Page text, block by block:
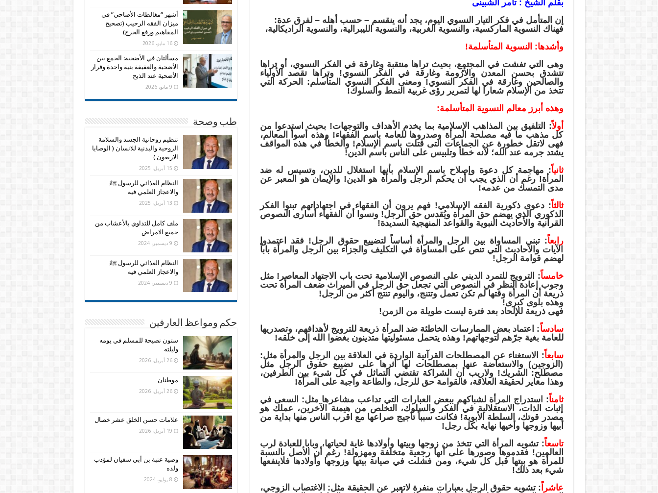
بقلم الشيخ : تامر الشبينى
إن المتأمل في فكر التيار النسوي اليوم، يجد أنه ينقسم – حسب أهله – لفرق عدة:
فهناك النسوية الماركسية، والنسوية الغربية، والنسوية الليبرالية، والنسوية الراديكالية،
وأشدها: النسوية المتأسلمة!
وهى التي تفشت في المجتمع، بحيث تراها منتقبة وغارقة في الفكر النسوي، أو تراها
تتشدق بحسن المعدن والأرُومة وغارقة في الفكر النسوي! وتراها تقصد الأولياء
والصالحين وغارقة في الفكر النسوي! ومعنى الفكر النسوي المتأسلم: الحركة التي
تتخذ من الإسلام شعارا لها لتمرير رؤى غربية النمط والسلوك!
وهذه أبرز معالم النسوية المتأسلمة:
أولاً: التلفيق بين المذاهب الإسلامية بما يخدم الأهداف والتوجهات! بحيث استدعوا من
كل مذهب ما فيه مصلحة المرأة وصدروها للعامة باسم الفقهاء! وهذه أسوأ المعالم،
فهى لاتقل خطورة عن الجماعات التى قتلت باسم الإسلام! والخطأ في هذه المواقف
يشتد جرمه عند الله؛ لأنه خطأ وتلبيس على الناس باسم الدين!
ثانياً: مهاجمة كل دعوة وإصلاح باسم الإسلام بأنها استغلال للدين، وتسيس له ضد
المرأة! رغم أن الذي يجب أن يحكم الرجل والمرأة هو الدين! والإيمان هو المعبر عن
مدى التمسك من عدمه!
ثالثاً: دعوى ذكورية الفقه الإسلامي! فهم يرون أن الفقهاء في اجتهاداتهم تبنوا الفكر
الذكوري الذي يهضم حق المرأة ويُقدس حق الرجل! ونسوا أن الفقهاء أسارى النصوص
القرآنية والأحاديث النبوية والقواعد المنهجية السديدة!
رابعاً: تبني المساواة بين الرجل والمرأة أساساً لتضييع حقوق الرجل! فقد اعتمدوا
الآيات والأحاديث التي تنص على المساواة في التكليف والجزاء بين الرجل والمرأة باباً
لهضم قوامة الرجل!
خامساً: الترويج للتمرد الديني على النصوص الإسلامية تحت باب الاجتهاد المعاصر! مثل
وجوب إعادة النظر في النصوص التي تجعل حق الرجل في الميراث ضعف المرأة تحت
ذريعة أن المرأة وقتها لم تكن تعمل وتتنج، واليوم تنتج أكثر من الرجل!
وهذه بلوى كبرى!
فهى ذريعة للإلحاد بعد فترة ليست طويلة من الزمن!
سادساً: اعتماد بعض الممارسات الخاطئة ضد المرأة ذريعة للترويج لأهدافهم، وتصدريها
للعامة بغية جرّهم لتوجهاتهم! وهذه يتحمل مسئوليتها متدينون بغضوا الله إلى خلقه!
سابعاً: الاستغناء عن المصطلحات القرآنية الواردة في العلاقة بين الرجل والمرأة مثل:
(الزوجين) والاستعاضة عنها بمصطلحات لها أثرها على تضييع حقوق الرجل مثل
مصطلح: الشريك! ولاريب أن الشراكة تقتضي التماثل في كل شىء بين الطرفين،
وهذا مغاير لحقيقة العلاقة، فالقوامة حق للرجل، والطاعة واجبة على المرأة!
ثامناً: استدراج المرأة لشباكهم ببعض العبارات التي تداعب مشاعرها مثل: السعى في
إثبات الذات، الاستقلالية في الفكر والسلوك، التخلص من هيمنة الآخرين، عملك هو
مصدر قوتك، السلطة الأبوية! فكانت سبباً تأجيج صراعها مع اقرب الناس منها بداية من
أبيها وزوجها وأخيها نهاية بكل رجل!
تاسعاً: تشويه المرأة التي تتخذ من زوجها وبيتها وأولادها غاية لحياتها، وبابا للعبادة لرب
العالمين! فقدموها وصورها على أنها رجعية متخلفة ومهزولة! رغم أن الأصل بالنسبة
للمرأة هو بيتها قبل كل شيء، ومن فشلت في صيانة بيتها وزوجها وأولادها فلاينفعها
شيء بعد ذلك!
عاشراً : تشويه حقوق الرجل بعبارات منفرة لاتعبر عن الحقيقة مثل: الاغتصاب الزوجي،
أشهر “مغالطات الأضاحي” في
ميزان الفقه الرحيب (تصحيح
المفاهيم ورفع الحرج)
16 مايو، 2026
مسألتان في الأضحية: الجمع بين
الأضحية والعقيقة بنية واحدة وفرار
الأضحية عند الذبح
9 مايو، 2026
طب وصحة
تنظيم روحانية الجسد والسلامة
الروحية والبدنية للانسان ( الوصايا
الاربعون )
15 أبريل، 2025
النظام الغذائي للرسول ﷺ
والاعجاز العلمي فيه
13 أبريل، 2025
ملف كامل للتداوي بالأعشاب من
جميع الامراض
9 ديسمبر، 2024
النظام الغذائي للرسول ﷺ
والاعجاز العلمي فيه
9 ديسمبر، 2024
حكم ومواعظ العارفين
ستون نصيحة للمسلم في يومه
وليلته
26 أبريل، 2026
موطنان
26 أبريل، 2026
علامات حسن الخلق عشر خصال
19 أبريل، 2026
وصية عتبة بن أبي سفيان لمؤدب
ولده
8 يوليو، 2024